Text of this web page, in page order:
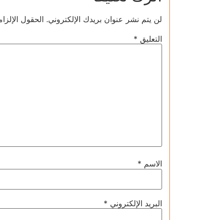
لن يتم نشر عنوان بريدك الإلكتروني. الحقول
التعليق *
الاسم *
البريد الإلكتروني *